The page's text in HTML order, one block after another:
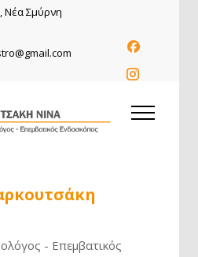
Νέα Σμύρνη
- Επεμβατικός